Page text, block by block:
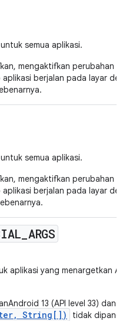
semua aplikasi.
mengaktifkan perubahan
berjalan pada layar
semua aplikasi.
mengaktifkan perubahan
berjalan pada layar
ARGS
aplikasi yang menargetkan
13 (API level 33) dan
String[])
tidak